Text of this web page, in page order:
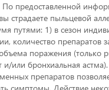
По предоставленной
страдаете пыльцевой
путями: 1) в сезон
количество препаратов
поражения (только
и/или бронхиальная
препаратов